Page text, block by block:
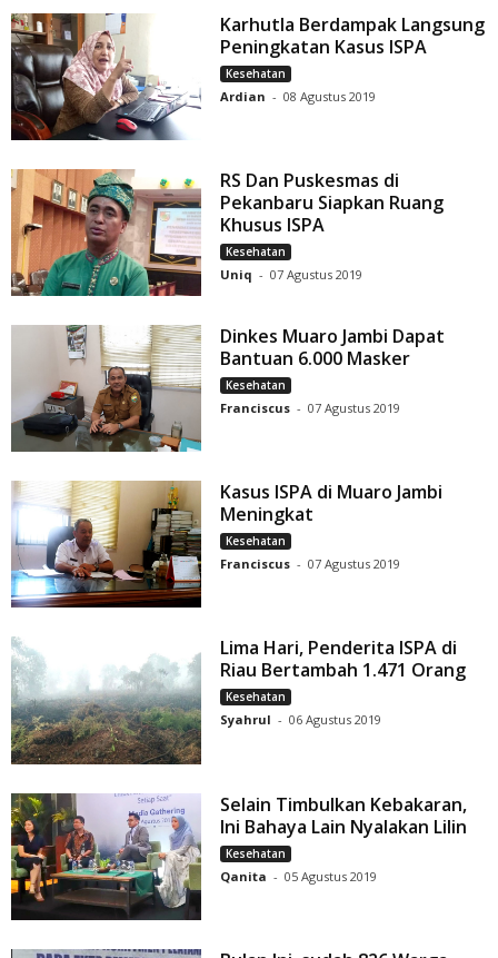
Karhutla Berdampak Langsung
Peningkatan Kasus ISPA
Kesehatan
Ardian - 08 Agustus 2019
RS Dan Puskesmas di
Pekanbaru Siapkan Ruang
Khusus ISPA
Kesehatan
Uniq - 07 Agustus 2019
Dinkes Muaro Jambi Dapat
Bantuan 6.000 Masker
Kesehatan
Franciscus - 07 Agustus 2019
Kasus ISPA di Muaro Jambi
Meningkat
Kesehatan
Franciscus - 07 Agustus 2019
Lima Hari, Penderita ISPA di
Riau Bertambah 1.471 Orang
Kesehatan
Syahrul - 06 Agustus 2019
Selain Timbulkan Kebakaran,
Ini Bahaya Lain Nyalakan Lilin
Kesehatan
Qanita - 05 Agustus 2019